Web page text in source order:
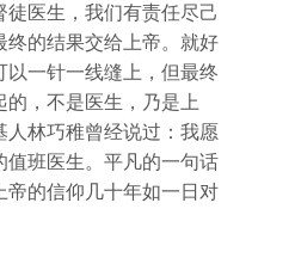
医生，我们有责任尽己
终的结果交给上帝。就好
以一针一线缝上，但最终
的，不是医生，乃是上
人林巧稚曾经说过：我愿
值班医生。平凡的一句话
帝的信仰几十年如一日对